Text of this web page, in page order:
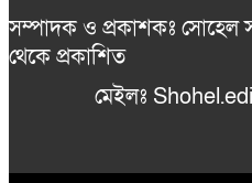
সম্পাদক ও প্রকাশকঃ সোহেল
থেকে প্রকাশিত
মেইলঃ